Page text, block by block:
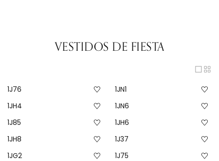
VESTIDOS DE FIESTA
1J76
1JN1
1JH4
1JN6
1J85
1JH6
1JH8
1J37
1JG2
1J75